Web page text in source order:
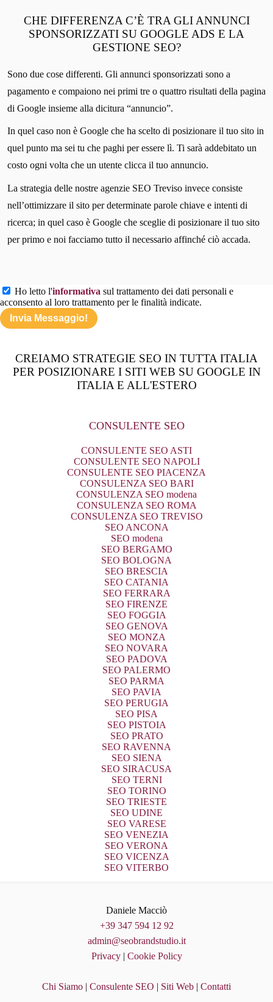
CHE DIFFERENZA C’È TRA GLI ANNUNCI
SPONSORIZZATI SU GOOGLE ADS E LA
GESTIONE SEO?
Sono due cose differenti. Gli annunci sponsorizzati sono a
pagamento e compaiono nei primi tre o quattro risultati della pagina
di Google insieme alla dicitura “annuncio”.
In quel caso non è Google che ha scelto di posizionare il tuo sito in
quel punto ma sei tu che paghi per essere lì. Ti sarà addebitato un
costo ogni volta che un utente clicca il tuo annuncio.
La strategia delle nostre agenzie SEO Treviso invece consiste
nell’ottimizzare il sito per determinate parole chiave e intenti di
ricerca; in quel caso è Google che sceglie di posizionare il tuo sito
per primo e noi facciamo tutto il necessario affinché ciò accada.
Ho letto l'informativa sul trattamento dei dati personali e
acconsento al loro trattamento per le finalità indicate.
CREIAMO STRATEGIE SEO IN TUTTA ITALIA
PER POSIZIONARE I SITI WEB SU GOOGLE IN
ITALIA E ALL'ESTERO
CONSULENTE SEO
CONSULENTE SEO ASTI
CONSULENTE SEO NAPOLI
CONSULENTE SEO PIACENZA
CONSULENZA SEO BARI
CONSULENZA SEO modena
CONSULENZA SEO ROMA
CONSULENZA SEO TREVISO
SEO ANCONA
SEO modena
SEO BERGAMO
SEO BOLOGNA
SEO BRESCIA
SEO CATANIA
SEO FERRARA
SEO FIRENZE
SEO FOGGIA
SEO GENOVA
SEO MONZA
SEO NOVARA
SEO PADOVA
SEO PALERMO
SEO PARMA
SEO PAVIA
SEO PERUGIA
SEO PISA
SEO PISTOIA
SEO PRATO
SEO RAVENNA
SEO SIENA
SEO SIRACUSA
SEO TERNI
SEO TORINO
SEO TRIESTE
SEO UDINE
SEO VARESE
SEO VENEZIA
SEO VERONA
SEO VICENZA
SEO VITERBO
Daniele Macciò
+39 347 594 12 92
admin@seobrandstudio.it
Privacy| Cookie Policy
Chi Siamo | Consulente SEO | Siti Web | Contatti